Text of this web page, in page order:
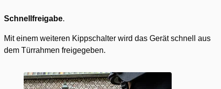
Schnellfreigabe.
Mit einem weiteren Kippschalter wird das Gerät schnell aus
dem Türrahmen freigegeben.